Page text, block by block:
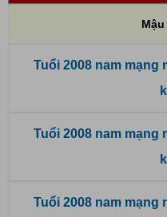
Tuổi 2008 nam mạng
Tuổi 2008 nam mạng
Tuổi 2008 nam mạng